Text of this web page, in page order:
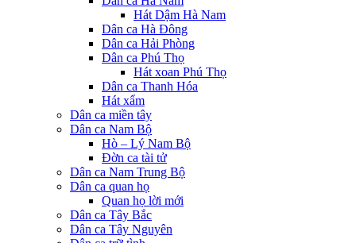
Hát Dậm Hà Nam
Dân ca Hà Đông
Dân ca Hải Phòng
Dân ca Phú Thọ
Hát xoan Phú Thọ
Dân ca Thanh Hóa
Hát xẩm
Dân ca miền tây
Dân ca Nam Bộ
Hò – Lý Nam Bộ
Đờn ca tài tử
Dân ca Nam Trung Bộ
Dân ca quan họ
Quan họ lời mới
Dân ca Tây Bắc
Dân ca Tây Nguyên